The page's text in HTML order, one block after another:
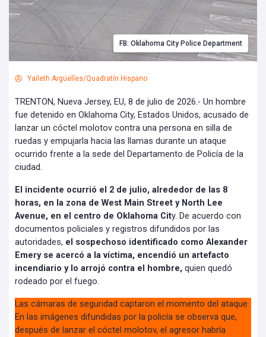
FB: Oklahoma City Police Department
Yaileth Argüelles/Quadratín Hispano
TRENTON, Nueva Jersey, EU, 8 de julio de 2026.- Un hombre
fue detenido en Oklahoma City, Estados Unidos, acusado de
lanzar un cóctel molotov contra una persona en silla de
ruedas y empujarla hacia las llamas durante un ataque
ocurrido frente a la sede del Departamento de Policía de la
ciudad.
El incidente ocurrió el 2 de julio, alrededor de las 8
horas, en la zona de West Main Street y North Lee
Avenue, en el centro de Oklahoma City. De acuerdo con
documentos policiales y registros difundidos por las
autoridades, el sospechoso identificado como Alexander
Emery se acercó a la víctima, encendió un artefacto
incendiario y lo arrojó contra el hombre, quien quedó
rodeado por el fuego.
Las cámaras de seguridad captaron el momento del ataque.
En las imágenes difundidas por la policía se observa que,
después de lanzar el cóctel molotov, el agresor habría